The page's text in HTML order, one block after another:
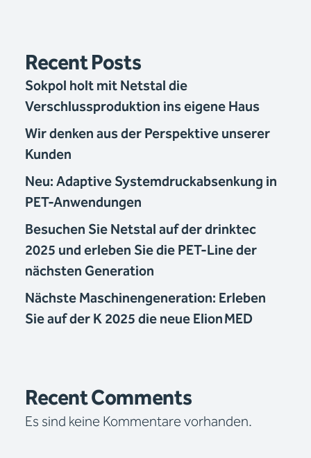
Recent Posts
Sokpol holt mit Netstal die
Verschlussproduktion ins eigene Haus
Wir denken aus der Perspektive unserer
Kunden
Neu: Adaptive Systemdruckabsenkung in
PET-Anwendungen
Besuchen Sie Netstal auf der drinktec
2025 und erleben Sie die PET-Line der
nächsten Generation
Nächste Maschinengeneration: Erleben
Sie auf der K 2025 die neue Elion MED
Recent Comments
Es sind keine Kommentare vorhanden.